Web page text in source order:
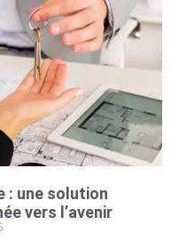
: une solution
vers l’avenir